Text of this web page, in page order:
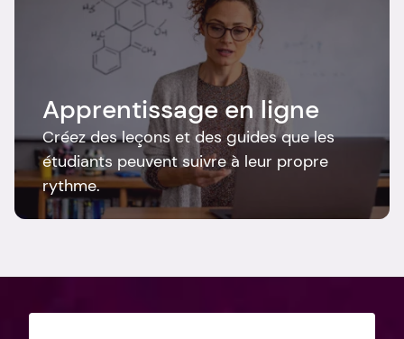
Apprentissage en ligne
Créez des leçons et des guides que les
étudiants peuvent suivre à leur propre
rythme.